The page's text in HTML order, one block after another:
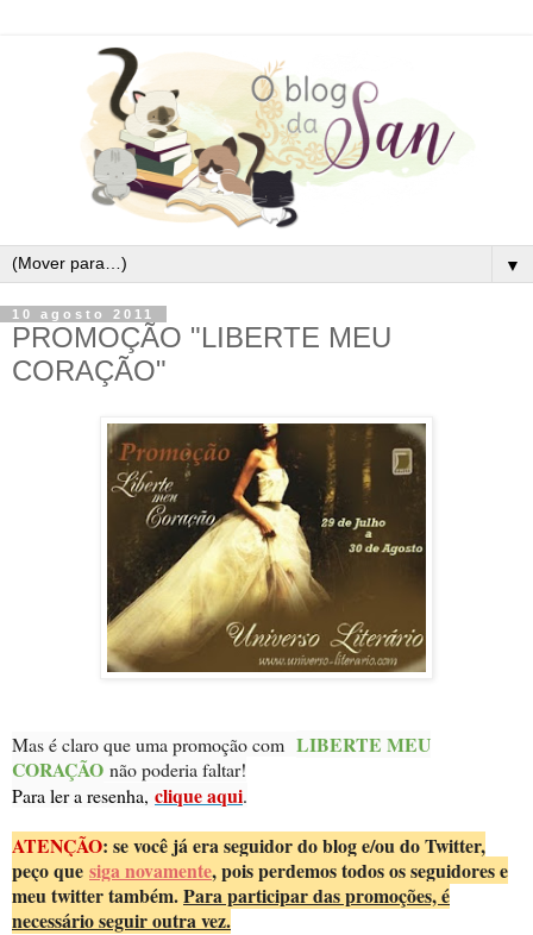
▼
10 agosto 2011
PROMOÇÃO "LIBERTE MEU
CORAÇÃO"
Mas é claro que uma promoção com LIBERTE MEU
CORAÇÃO não poderia faltar!
Para ler a resenha, clique aqui.
ATENÇÃO: se você já era seguidor do blog e/ou do Twitter,
peço que siga novamente, pois perdemos todos os seguidores e
meu twitter também.Para participar das promoções, é
necessário seguir outra vez.